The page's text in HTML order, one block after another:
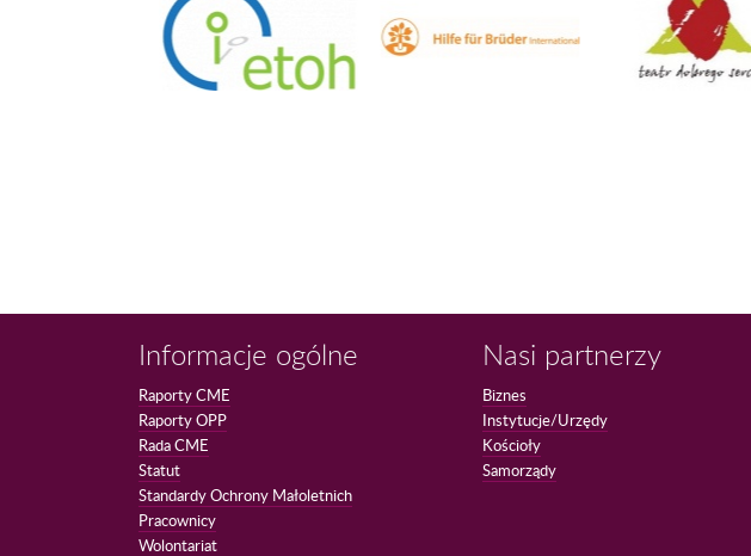
Informacje ogólne
Raporty CME
Raporty OPP
Rada CME
Statut
Standardy Ochrony Małoletnich
Pracownicy
Wolontariat
Nasi partnerzy
Biznes
Instytucje/Urzędy
Kościoły
Samorządy